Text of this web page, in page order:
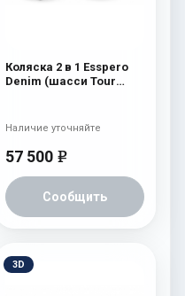
Коляска 2 в 1 Esspero
Denim (шасси Tour
57 500 e
Сообщить
Наличие уточняйте
3D